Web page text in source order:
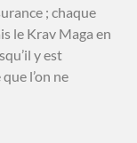
; chaque
le Krav Maga en
y est
l’on ne